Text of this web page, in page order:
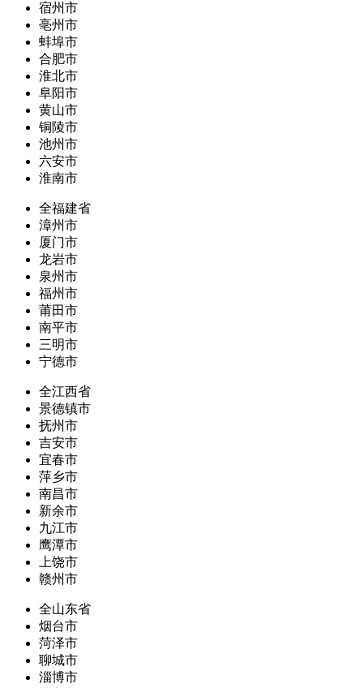
宿州市
亳州市
蚌埠市
合肥市
淮北市
阜阳市
黄山市
铜陵市
池州市
六安市
淮南市
全福建省
漳州市
厦门市
龙岩市
泉州市
福州市
莆田市
南平市
三明市
宁德市
全江西省
景德镇市
抚州市
吉安市
宜春市
萍乡市
南昌市
新余市
九江市
鹰潭市
上饶市
赣州市
全山东省
烟台市
菏泽市
聊城市
淄博市